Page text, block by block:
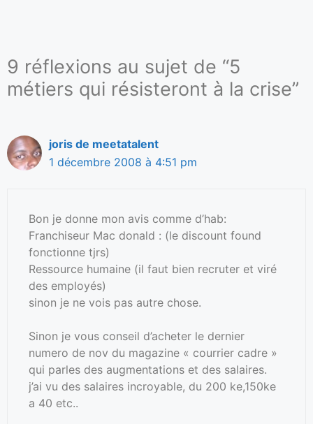
9 réflexions au sujet de “5
métiers qui résisteront à la crise”
joris de meetatalent
1 décembre 2008 à 4:51 pm
Bon je donne mon avis comme d’hab:
Franchiseur Mac donald : (le discount found
fonctionne tjrs)
Ressource humaine (il faut bien recruter et viré
des employés)
sinon je ne vois pas autre chose.
Sinon je vous conseil d’acheter le dernier
numero de nov du magazine « courrier cadre »
qui parles des augmentations et des salaires.
j’ai vu des salaires incroyable, du 200 ke,150ke
a 40 etc..